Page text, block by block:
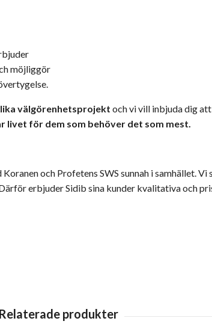
möjliggör
välgörenhetsprojekt och vi vill inbjuda dig att
livet för dem som behöver det som mest.
och Profetens SWS sunnah i samhället.
erbjuder Sidib sina kunder kvalitativa och